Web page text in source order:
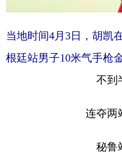
当地时间4月3日，胡凯
根廷站男子10米气手枪
不到
连夺两
秘鲁